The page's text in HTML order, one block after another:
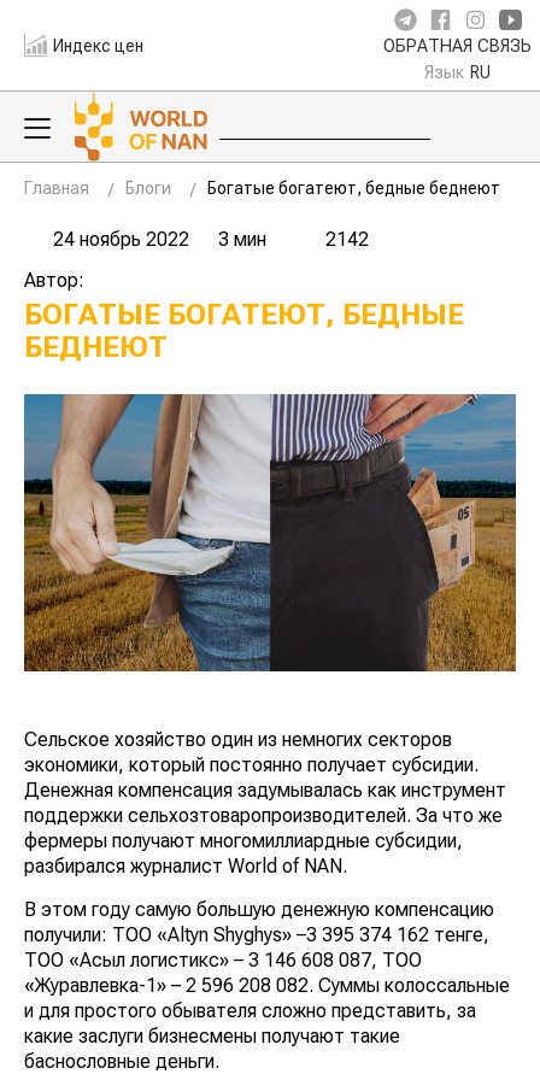
Индекс цен ОБРАТНАЯ СВЯЗЬ
Язык RU
Главная Блоги Богатые богатеют, бедные беднеют
24 ноябрь 2022 3 мин
2142
Автор:
БОГАТЫЕ БОГАТЕЮТ, БЕДНЫЕ
БЕДНЕЮТ
Сельское хозяйство один из немногих секторов
экономики, который постоянно получает субсидии.
Денежная компенсация задумывалась как инструмент
поддержки сельхозтоваропроизводителей. За что же
фермеры получают многомиллиардные субсидии,
разбирался журналист World of NAN.
В этом году самую большую денежную компенсацию
получили: ТОО «Altyn Shyghys» –3 395 374 162 тенге,
ТОО «Асыл логистикс» – 3 146 608 087, ТОО
«Журавлевка-1» – 2 596 208 082. Суммы колоссальные
и для простого обывателя сложно представить, за
какие заслуги бизнесмены получают такие
баснословные деньги.